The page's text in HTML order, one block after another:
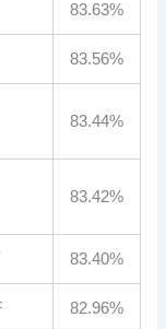
83.63%
83.56%
83.44%
83.42%
83.40%
82.96%